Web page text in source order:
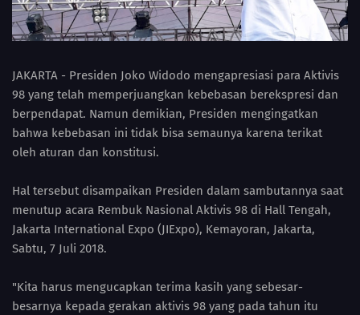
JAKARTA - Presiden Joko Widodo mengapresiasi para Aktivis
98 yang telah memperjuangkan kebebasan berekspresi dan
berpendapat. Namun demikian, Presiden mengingatkan
bahwa kebebasan ini tidak bisa semaunya karena terikat
oleh aturan dan konstitusi.
Hal tersebut disampaikan Presiden dalam sambutannya saat
menutup acara Rembuk Nasional Aktivis 98 di Hall Tengah,
Jakarta International Expo (JIExpo), Kemayoran, Jakarta,
Sabtu, 7 Juli 2018.
"Kita harus mengucapkan terima kasih yang sebesar-
besarnya kepada gerakan aktivis 98 yang pada tahun itu